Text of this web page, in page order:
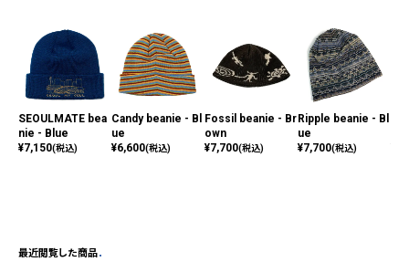
SEOULMATE bea
nie - Blue
¥7,150(税込)
Candy beanie - Bl
ue
¥6,600(税込)
Fossil beanie - Br
own
¥7,700(税込)
Ripple beanie - Bl
ue
¥7,700(税込)
最近閲覧した商品